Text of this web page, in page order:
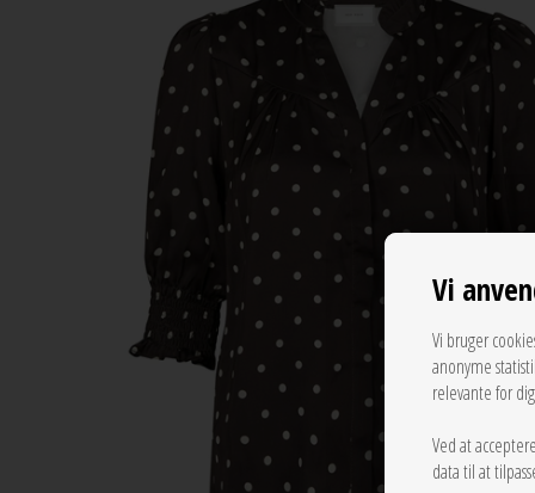
Vi
Vi bruger
anonyme
relevante for
Ved at
data til at